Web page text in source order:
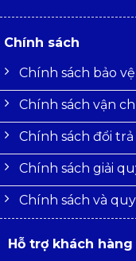
Chính sách
Chính sách bảo
Chính sách vận
Chính sách đổi
Chính sách giải
Chính sách và
Hỗ trợ khách hàng